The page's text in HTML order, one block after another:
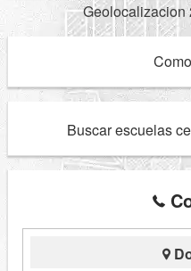
Geolocalizacion
Buscar escuelas